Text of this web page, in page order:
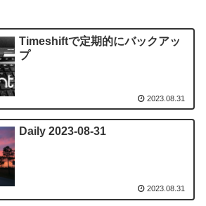
Timeshiftで定期的にバックアッ
プ
2023.08.31
Daily 2023-08-31
2023.08.31